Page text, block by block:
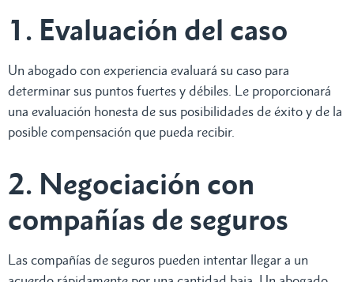
1. Evaluación del caso
Un abogado con experiencia evaluará su caso para
determinar sus puntos fuertes y débiles. Le proporcionará
una evaluación honesta de sus posibilidades de éxito y de la
posible compensación que pueda recibir.
2. Negociación con
compañías de seguros
Las compañías de seguros pueden intentar llegar a un